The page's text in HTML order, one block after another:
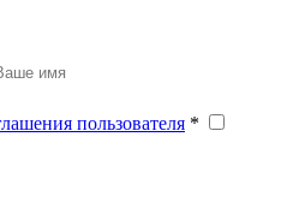
пользователя *